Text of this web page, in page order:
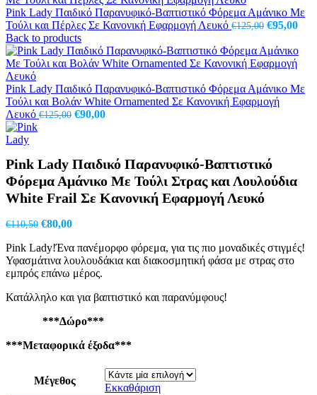
Pink Lady Παιδικό Παρανυφικό-Βαπτιστικό Φόρεμα Αμάνικο Με
Τούλι και Πέρλες Σε Κανονική Εφαρμογή Λευκό €125,00 Original
was:
€125,00.
€95,00Η
Back to products
Pink Lady Παιδικό Παρανυφικό-Βαπτιστικό Φόρεμα Αμάνικο Με
Τούλι και Βολάν White Ornamented Σε Κανονική Εφαρμογή
Λευκό €125,00 Original
€90,00Η
€90,00.
Pink Lady Παιδικό Παρανυφικό-Βαπτιστικό
Φόρεμα Αμάνικο Με Τούλι Στρας και Λουλούδια
White Frail Σε Κανονική Εφαρμογή Λευκό
€110,50 Original
was:
€110,50.
€80,00Η
τιμή
είναι:
€80,00.
Pink Lady!Ένα πανέμορφο φόρεμα, για τις πιο μοναδικές στιγμές!
Υφασμάτινα λουλουδάκια και διακοσμητική φάσα με στρας στο
εμπρός επάνω μέρος.
Κατάλληλο και για βαπτιστικό και παρανύμφους!
***Δώρο***
***Μεταφορικά έξοδα***
Μέγεθος
Εκκαθάριση